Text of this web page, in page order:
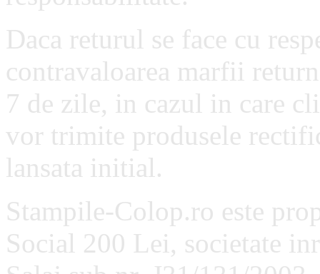
Daca returul se face cu
contravaloarea marfii
7 de zile, in cazul in care
vor trimite produsele
lansata initial.
Stampile-Colop.ro este
Social 200 Lei, societate